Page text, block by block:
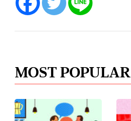
MOST POPULAR